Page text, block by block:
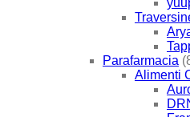
Parafarmacia
Alimenti